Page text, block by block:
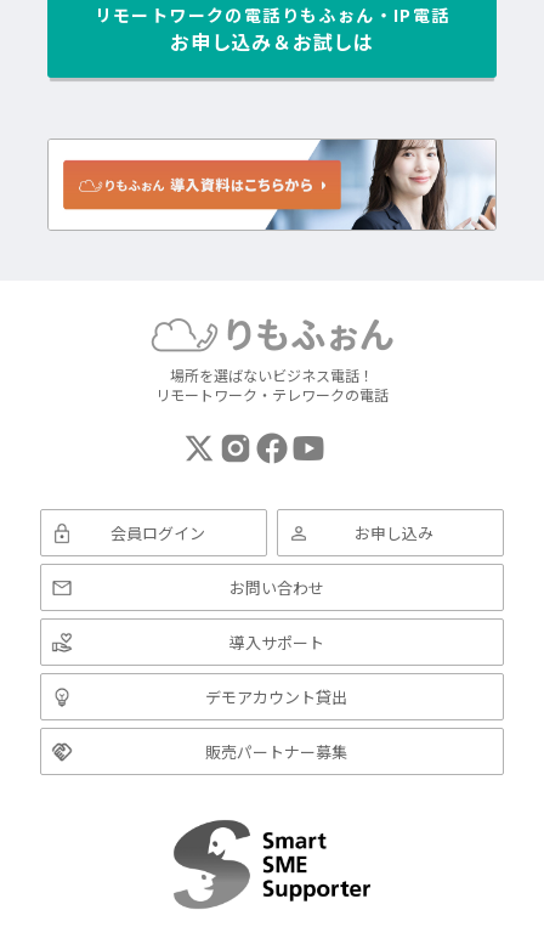
リモートワークの電話 りもふぉん・IP電話
お申し込み＆お試しは
場所を選ばないビジネス電話！
リモートワーク・テレワークの電話
会員ログイン お申し込み
お問い合わせ
導入サポート
デモアカウント貸出
販売パートナー募集